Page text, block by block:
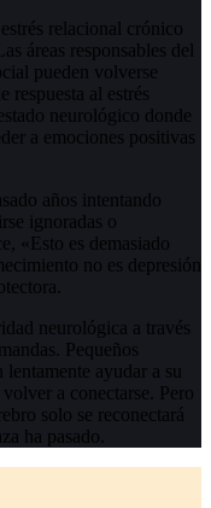
relacional crónico
áreas responsables del
pueden volverse
respuesta al estrés
neurológico donde
a emociones positivas
años intentando
ignoradas o
«Esto es demasiado
no es depresión
neurológica a través
Pequeños
ayudar a su
a conectarse. Pero
solo se reconectará
ha pasado.